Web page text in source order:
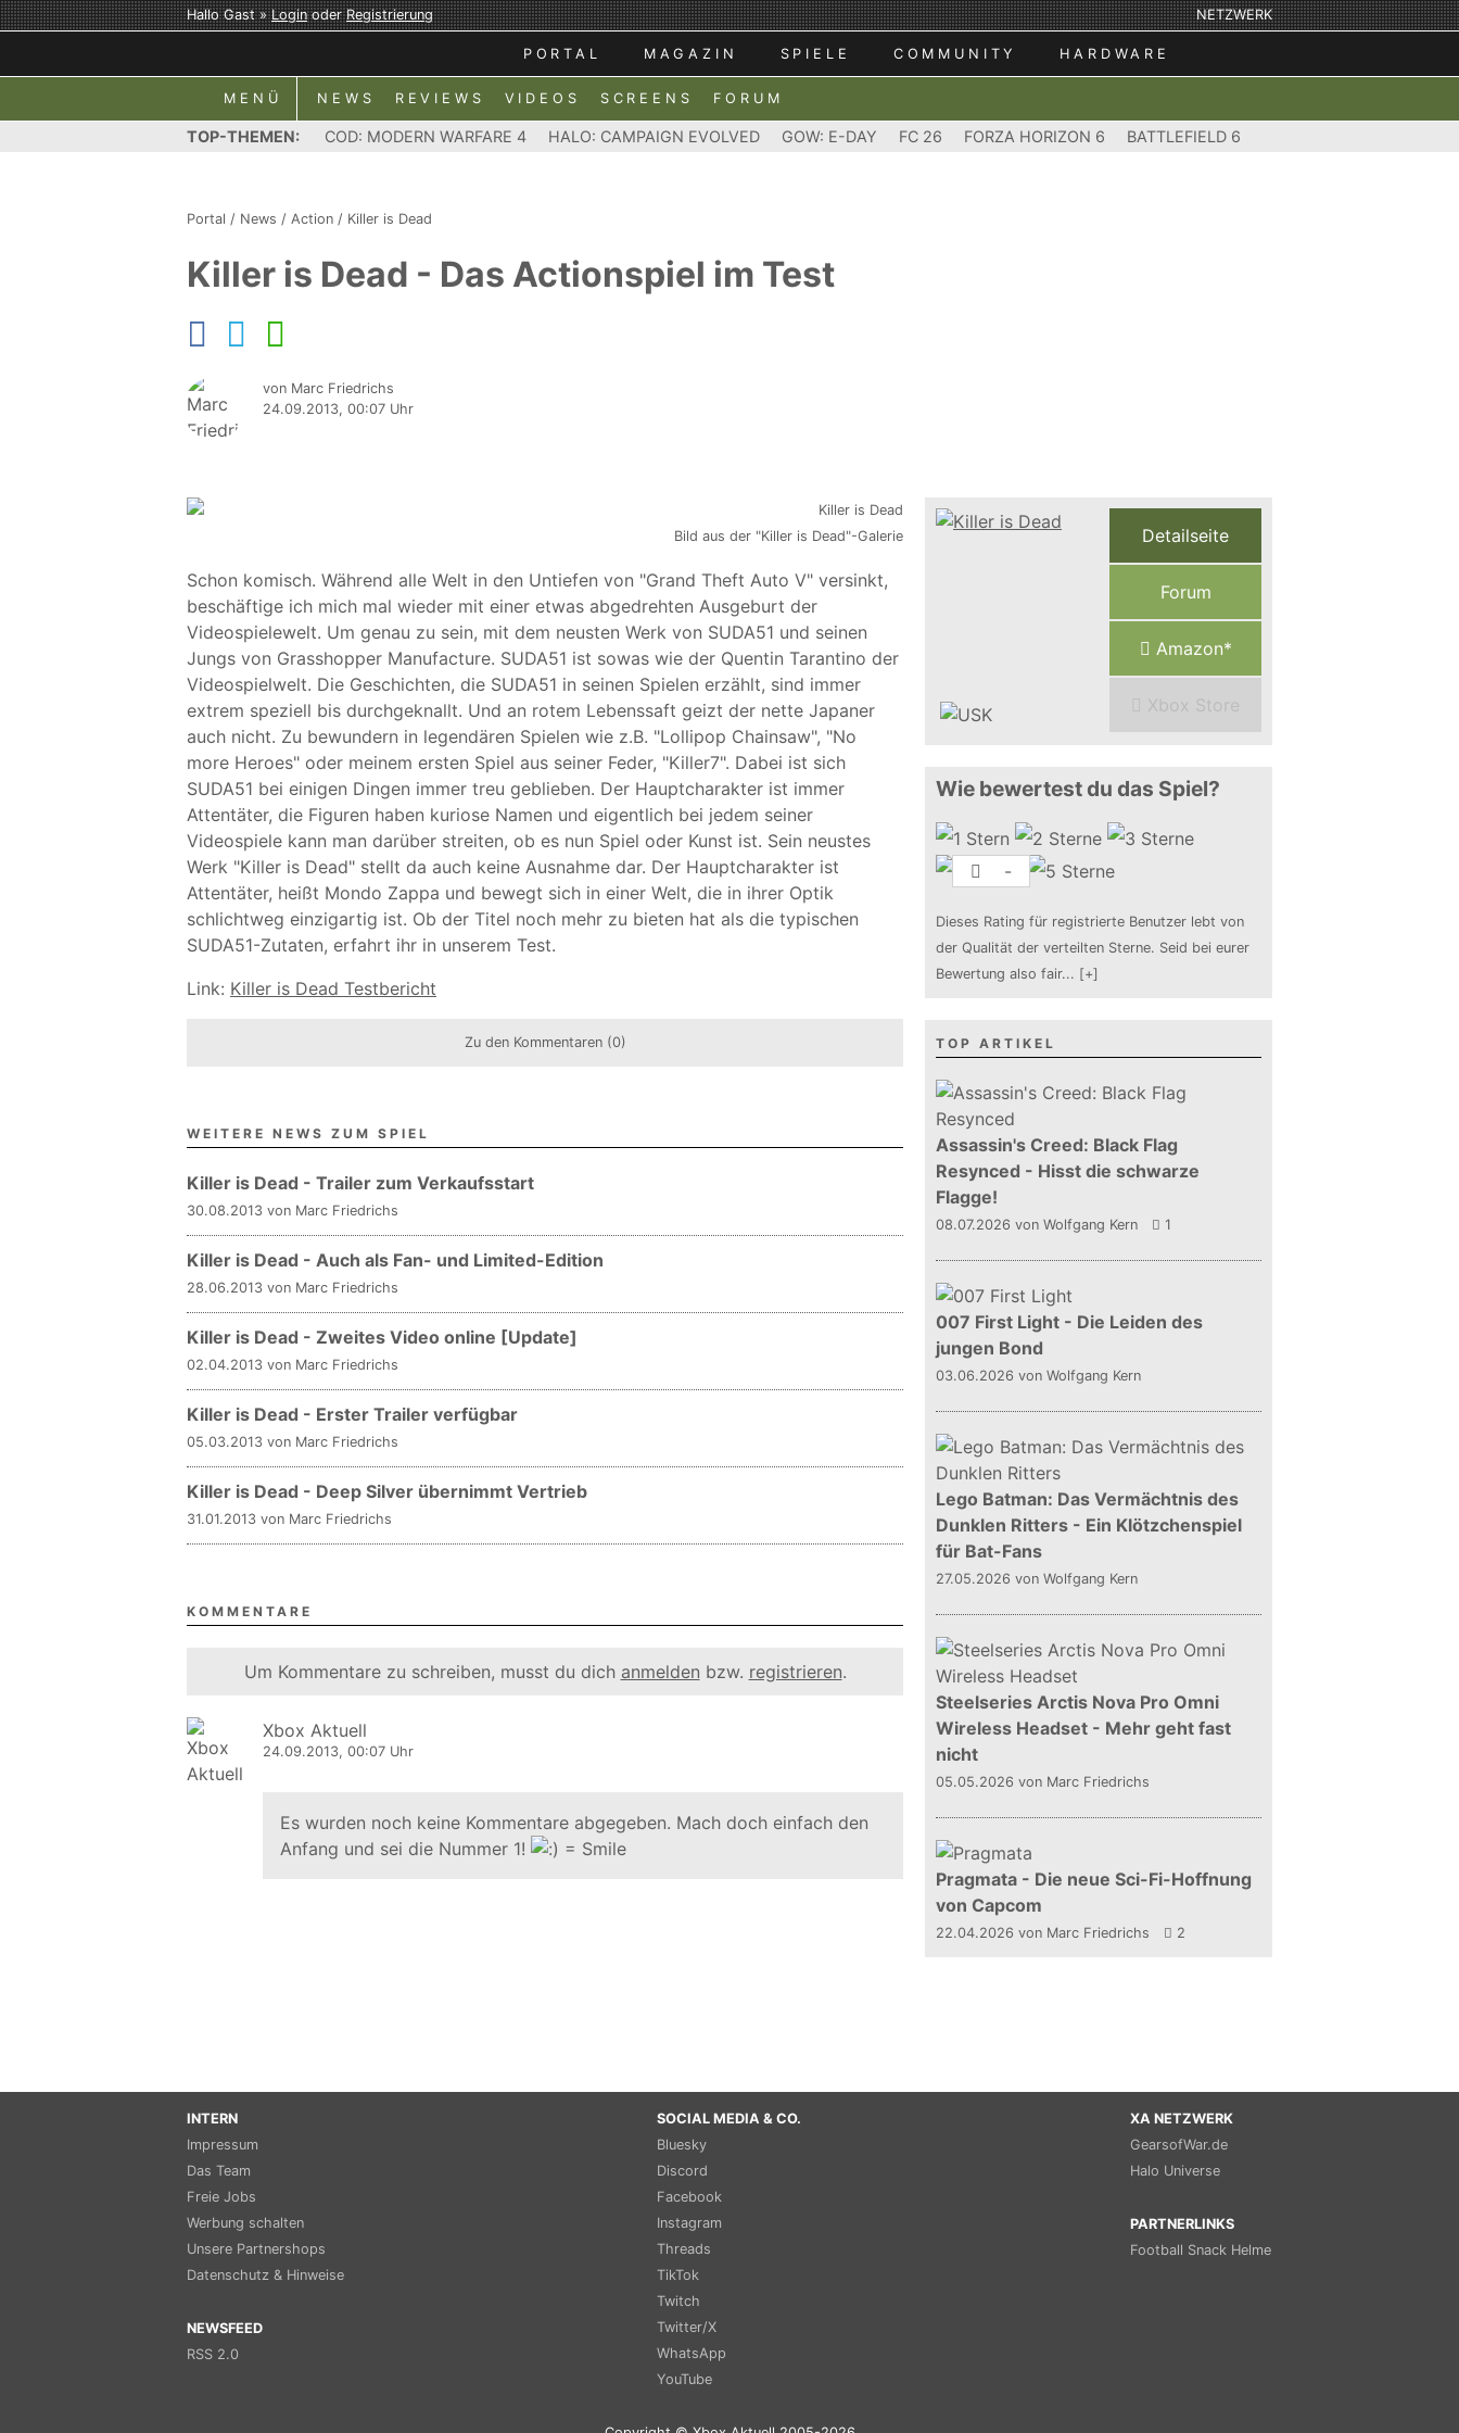
Hallo Gast »LoginoderRegistrierung NETZWERK
PORTAL MAGAZIN SPIELE COMMUNITY HARDWARE
MENÜ NEWS REVIEWS VIDEOS SCREENS FORUM
TOP-THEMEN: COD: MODERN WARFARE 4 HALO: CAMPAIGN EVOLVED GOW: E-DAY FC 26 FORZA HORIZON 6 BATTLEFIELD 6
Portal / News / Action / Killer is Dead
Killer is Dead - Das Actionspiel im Test
von Marc Friedrichs
24.09.2013, 00:07 Uhr
Bild aus der "Killer is Dead"-Galerie
Schon komisch. Während alle Welt in den Untiefen von "Grand Theft Auto V" versinkt,
beschäftige ich mich mal wieder mit einer etwas abgedrehten Ausgeburt der
Videospielewelt. Um genau zu sein, mit dem neusten Werk von SUDA51 und seinen
Jungs von Grasshopper Manufacture. SUDA51 ist sowas wie der Quentin Tarantino der
Videospielwelt. Die Geschichten, die SUDA51 in seinen Spielen erzählt, sind immer
extrem speziell bis durchgeknallt. Und an rotem Lebenssaft geizt der nette Japaner
auch nicht. Zu bewundern in legendären Spielen wie z.B. "Lollipop Chainsaw", "No
more Heroes" oder meinem ersten Spiel aus seiner Feder, "Killer7". Dabei ist sich
SUDA51 bei einigen Dingen immer treu geblieben. Der Hauptcharakter ist immer
Attentäter, die Figuren haben kuriose Namen und eigentlich bei jedem seiner
Videospiele kann man darüber streiten, ob es nun Spiel oder Kunst ist. Sein neustes
Werk "Killer is Dead" stellt da auch keine Ausnahme dar. Der Hauptcharakter ist
Attentäter, heißt Mondo Zappa und bewegt sich in einer Welt, die in ihrer Optik
schlichtweg einzigartig ist. Ob der Titel noch mehr zu bieten hat als die typischen
SUDA51-Zutaten, erfahrt ihr in unserem Test.
Link: Killer is Dead Testbericht
Zu den Kommentaren (0)
WEITERE NEWS ZUM SPIEL
Killer is Dead - Trailer zum Verkaufsstart
30.08.2013 von Marc Friedrichs
Killer is Dead - Auch als Fan- und Limited-Edition
28.06.2013 von Marc Friedrichs
Killer is Dead - Zweites Video online [Update]
02.04.2013 von Marc Friedrichs
Killer is Dead - Erster Trailer verfügbar
05.03.2013 von Marc Friedrichs
Killer is Dead - Deep Silver übernimmt Vertrieb
31.01.2013 von Marc Friedrichs
KOMMENTARE
Um Kommentare zu schreiben, musst du dich anmelden bzw. registrieren.
Xbox Aktuell
24.09.2013, 00:07 Uhr
Es wurden noch keine Kommentare abgegeben. Mach doch einfach den
Anfang und sei die Nummer 1!
Detailseite
Forum
Amazon*
Xbox Store
Wie bewertest du das Spiel?
-
Dieses Rating für registrierte Benutzer lebt von
der Qualität der verteilten Sterne. Seid bei eurer
Bewertung also fair... [+]
TOP ARTIKEL
Assassin's Creed: Black Flag
Resynced - Hisst die schwarze
Flagge!
08.07.2026 von Wolfgang Kern 1
007 First Light - Die Leiden des
jungen Bond
03.06.2026 von Wolfgang Kern
Lego Batman: Das Vermächtnis des
Dunklen Ritters - Ein Klötzchenspiel
für Bat-Fans
27.05.2026 von Wolfgang Kern
Steelseries Arctis Nova Pro Omni
Wireless Headset - Mehr geht fast
nicht
05.05.2026 von Marc Friedrichs
Pragmata - Die neue Sci-Fi-Hoffnung
von Capcom
22.04.2026 von Marc Friedrichs 2
INTERN
Impressum
Das Team
Freie Jobs
Werbung schalten
Unsere Partnershops
Datenschutz & Hinweise
NEWSFEED
RSS 2.0
SOCIAL MEDIA & CO.
Bluesky
Discord
Facebook
Instagram
Threads
TikTok
Twitch
Twitter/X
WhatsApp
YouTube
XA NETZWERK
GearsofWar.de
Halo Universe
PARTNERLINKS
Football Snack Helme